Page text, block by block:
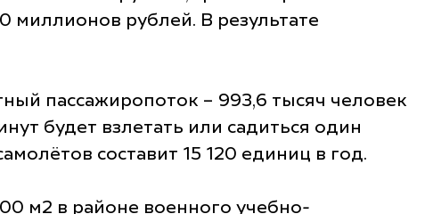
миллионов рублей. В результате
пассажиропоток – 993,6 тысяч человек
будет взлетать или садиться один
составит 15 120 единиц в год.
м2 в районе военного учебно-